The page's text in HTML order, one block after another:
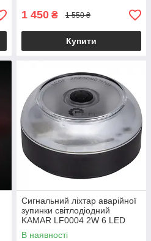
1 450 ₴ 1 550 ₴
Купити
Сигнальний ліхтар аварійної
зупинки світлодіодний
KAMAR LF0004 2W 6 LED
V16 DGT
В наявності